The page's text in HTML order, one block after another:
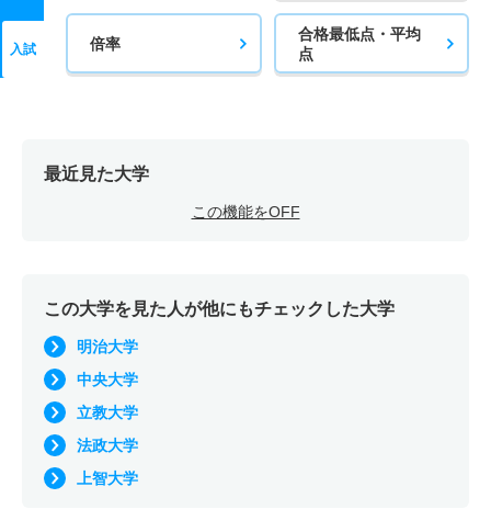
入試 倍率
合格最低点・平均
点
最近見た大学
この機能をOFF
この大学を見た人が他にもチェックした大学
明治大学
中央大学
立教大学
法政大学
上智大学